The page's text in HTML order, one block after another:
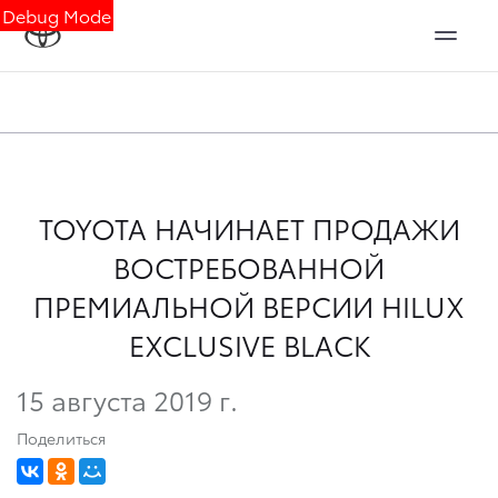
Debug Mode
TOYOTA НАЧИНАЕТ ПРОДАЖИ
ВОСТРЕБОВАННОЙ
ПРЕМИАЛЬНОЙ ВЕРСИИ HILUX
EXCLUSIVE BLACK
15 августа 2019 г.
Поделиться